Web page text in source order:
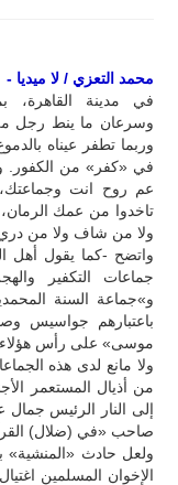
محمد التعزي / لا ميديا -
في مدينة القاهرة،
وسرعان ما ينط رجل
وربما تطفر عيناه
في «كفر» من الكفور.
عم روح انت وجماعتك،
تاخدوا من عمك الرمان،
ولا من شاف ولا من
واتضح -كما يقول أهل
جماعات التكفير
و»جماعة السنة
باعتبارهم جواسيس
موسى» على رأس هؤلاء
ولا مانع لدى هذه
من أذيال المستعمر
إلى النار الرئيس جمال
صاحب «في (ضلال)
الإخوان المسلمين